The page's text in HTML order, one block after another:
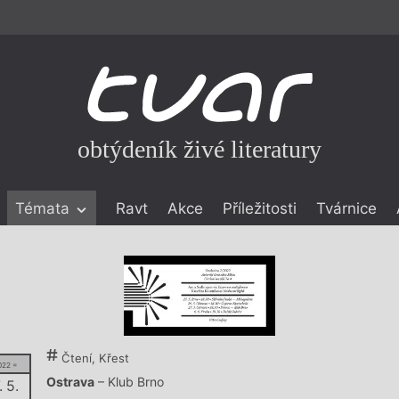
obtýdeník živé literatury
Témata Ravt Akce Příležitosti Tvárnice
=
5.
Čtení, Křest
Ostrava – Klub Brno